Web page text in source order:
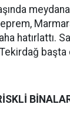
hatırlattı.